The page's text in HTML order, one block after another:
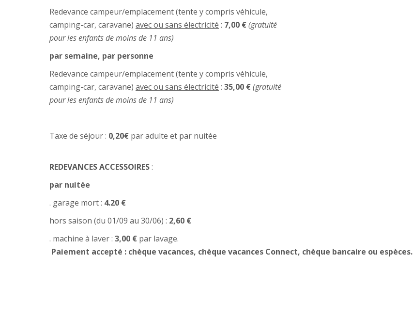
Redevance campeur/emplacement (tente y compris véhicule,
camping-car, caravane) avec ou sans électricité : 7,00 €(gratuité
pour les enfants de moins de 11 ans)
par semaine, par personne
Redevance campeur/emplacement (tente y compris véhicule,
camping-car, caravane) avec ou sans électricité : 35,00 €(gratuité
pour les enfants de moins de 11 ans)
Taxe de séjour : 0,20€ par adulte et par nuitée
REDEVANCES ACCESSOIRES:
par nuitée
. garage mort : 4.20 €
hors saison (du 01/09 au 30/06) : 2,60 €
. machine à laver : 3,00 € par lavage.
Paiement accepté : chèque vacances, chèque vacances Connect, chèque bancaire ou espèces.